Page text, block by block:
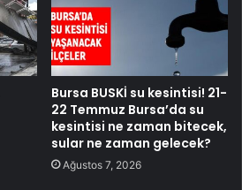
Bursa BUSKİ su kesintisi! 21-
22 Temmuz Bursa’da su
kesintisi ne zaman bitecek,
sular ne zaman gelecek?
Ağustos 7, 2026